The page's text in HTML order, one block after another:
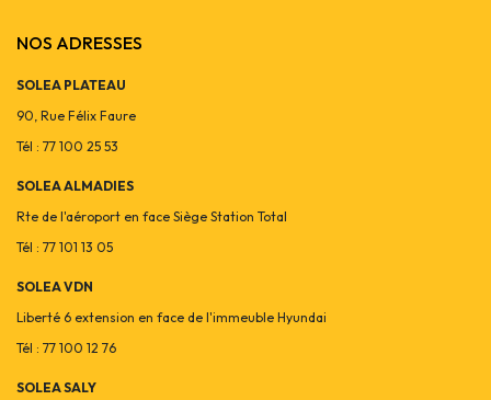
NOS ADRESSES
SOLEA PLATEAU
90, Rue Félix Faure
Tél : 77 100 25 53
SOLEA ALMADIES
Rte de l'aéroport en face Siège Station Total
Tél : 77 101 13 05
SOLEA VDN
Liberté 6 extension en face de l'immeuble Hyundai
Tél : 77 100 12 76
SOLEA SALY